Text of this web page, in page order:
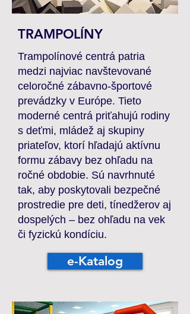
TRAMPOLÍNY
Trampolínové centrá patria
medzi najviac navštevované
celoročné zábavno-športové
prevádzky v Európe. Tieto
moderné centrá priťahujú rodiny
s deťmi, mládež aj skupiny
priateľov, ktorí hľadajú aktívnu
formu zábavy bez ohľadu na
ročné obdobie. Sú navrhnuté
tak, aby poskytovali bezpečné
prostredie pre deti, tínedžerov aj
dospelých – bez ohľadu na vek
či fyzickú kondíciu.
e-Katalog